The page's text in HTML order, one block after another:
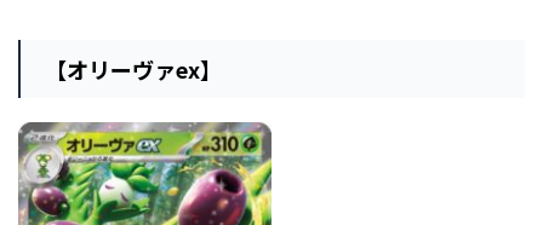
【オリーヴァex】